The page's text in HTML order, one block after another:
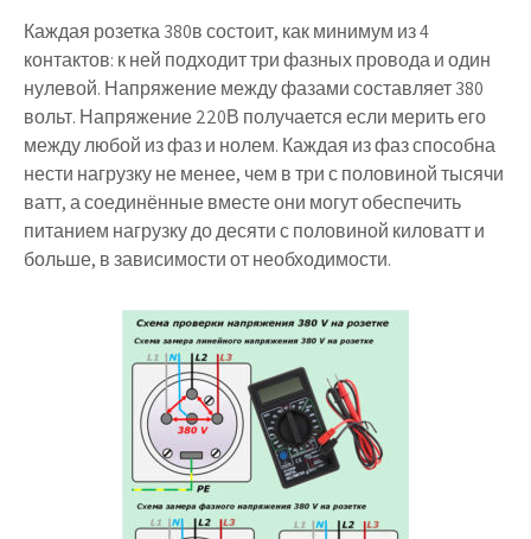
Каждая розетка 380в состоит, как минимум из 4
контактов: к ней подходит три фазных провода и один
нулевой. Напряжение между фазами составляет 380
вольт. Напряжение 220В получается если мерить его
между любой из фаз и нолем. Каждая из фаз способна
нести нагрузку не менее, чем в три с половиной тысячи
ватт, а соединённые вместе они могут обеспечить
питанием нагрузку до десяти с половиной киловатт и
больше, в зависимости от необходимости.